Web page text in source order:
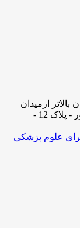
بالاتر ازمیدان
ولیعصر -بعد از تقاطع زرتشت - خیابان پزشک پور - پلاک 12 -